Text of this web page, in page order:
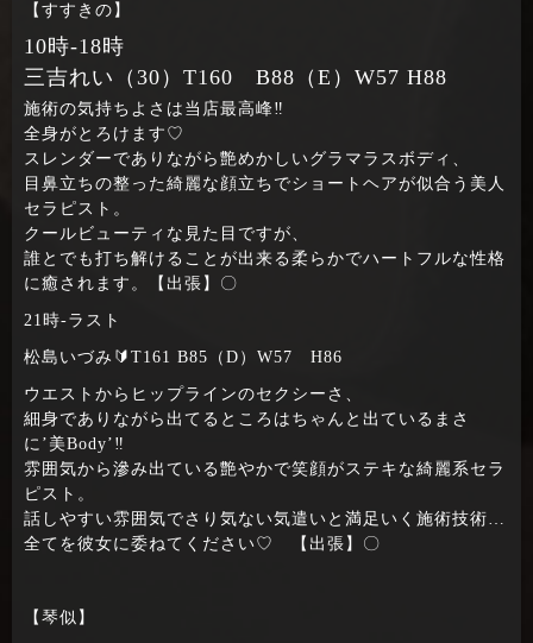
【すすきの】
10時‐18時
三吉れい（30）T160 B88（E）W57 H88
施術の気持ちよさは当店最高峰‼
全身がとろけます♡
スレンダーでありながら艶めかしいグラマラスボディ、
目鼻立ちの整った綺麗な顔立ちでショートヘアが似合う美人
セラピスト。
クールビューティな見た目ですが、
誰とでも打ち解けることが出来る柔らかでハートフルな性格
に癒されます。【出張】〇
21時‐ラスト
松島いづみ🔰T161 B85（D）W57 H86
ウエストからヒップラインのセクシーさ、
細身でありながら出てるところはちゃんと出ているまさ
に’美Body’‼
雰囲気から滲み出ている艶やかで笑顔がステキな綺麗系セラ
ピスト。
話しやすい雰囲気でさり気ない気遣いと満足いく施術技術…
全てを彼女に委ねてください♡ 【出張】〇
【琴似】